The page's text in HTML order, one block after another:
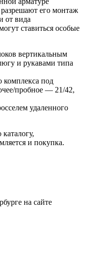
его монтаж
от вида
ставиться особые
вертикальным
и рукавами типа
комплекса под
пробное — 21/42,
удаленного
и покупка.